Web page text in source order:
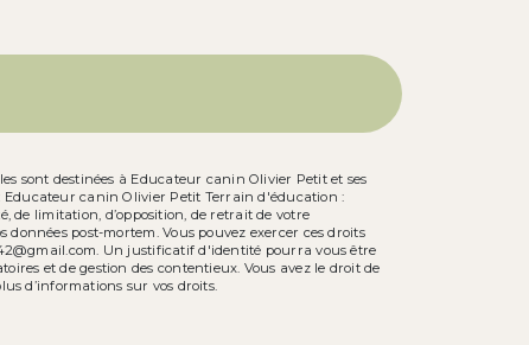
sont destinées à Educateur canin Olivier Petit et ses
Educateur canin Olivier Petit Terrain d'éducation :
de limitation, d’opposition, de retrait de votre
post-mortem. Vous pouvez exercer ces droits
Un justificatif d'identité pourra vous être
et de gestion des contentieux. Vous avez le droit de
d’informations sur vos droits.